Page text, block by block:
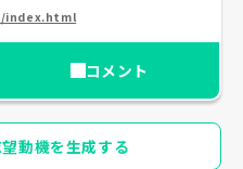
index.html
コメント
動機を生成する